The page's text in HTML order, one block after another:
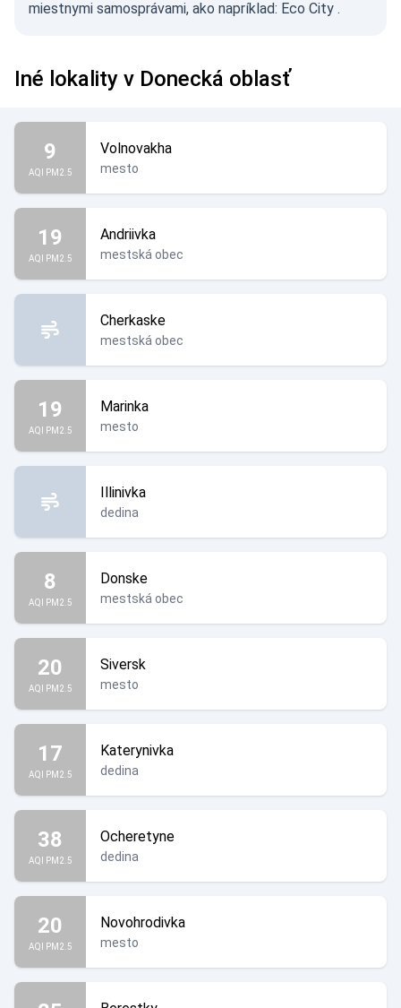
miestnymi samosprávami, ako napríklad: Eco City .
Iné lokality v Donecká oblasť
9
AQI PM2.5
Volnovakha
mesto
19
AQI PM2.5
Andriivka
mestská obec
Cherkaske
mestská obec
19
AQI PM2.5
Marinka
mesto
Illinivka
dedina
8
AQI PM2.5
Donske
mestská obec
20
AQI PM2.5
Siversk
mesto
17
AQI PM2.5
Katerynivka
dedina
38
AQI PM2.5
Ocheretyne
dedina
20
AQI PM2.5
Novohrodivka
mesto